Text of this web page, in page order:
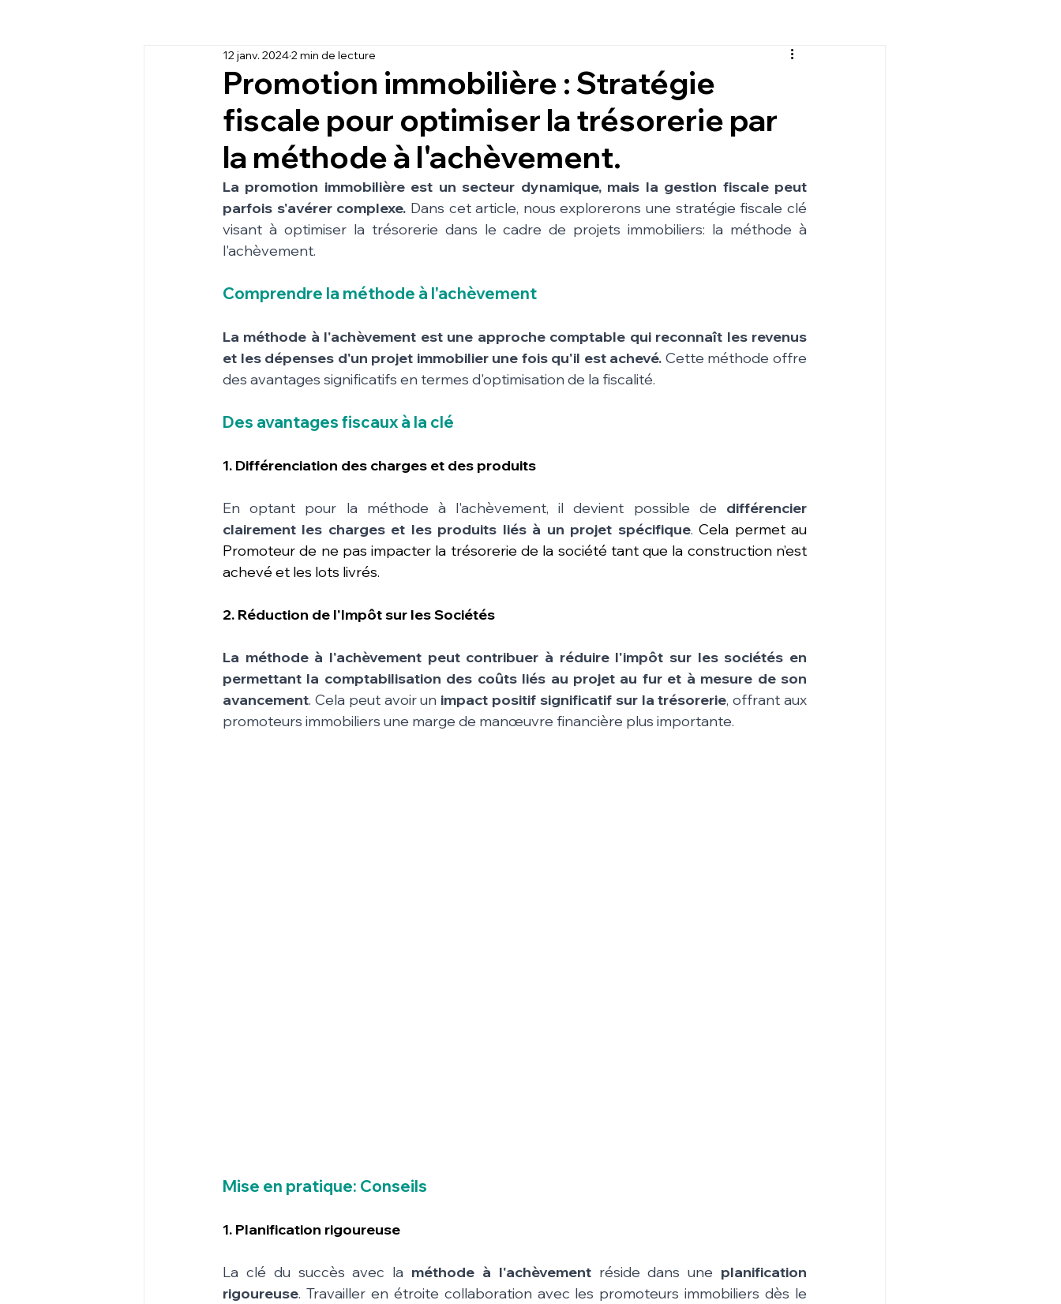
Promotion immobilière : Stratégie
fiscale pour optimiser la trésorerie par
la méthode à l'achèvement.
12 janv. 20242 min de lecture
La promotion immobilière est un secteur dynamique, mais la gestion fiscale peut
parfois s'avérer complexe. Dans cet article, nous explorerons une stratégie fiscale clé
visant à optimiser la trésorerie dans le cadre de projets immobiliers: la méthode à
l'achèvement.
Comprendre la méthode à l'achèvement
La méthode à l'achèvement est une approche comptable qui reconnaît les revenus
et les dépenses d'un projet immobilier une fois qu'il est achevé. Cette méthode offre
des avantages significatifs en termes d'optimisation de la fiscalité.
Des avantages fiscaux à la clé
1. Différenciation des charges et des produits
En optant pour la méthode à l'achèvement, il devient possible de différencier
clairement les charges et les produits liés à un projet spécifique. Cela permet au
Promoteur de ne pas impacter la trésorerie de la société tant que la construction n’est
achevé et les lots livrés.
2. Réduction de l'Impôt sur les Sociétés
La méthode à l'achèvement peut contribuer à réduire l'impôt sur les sociétés en
permettant la comptabilisation des coûts liés au projet au fur et à mesure de son
avancement. Cela peut avoir un impact positif significatif sur la trésorerie, offrant aux
promoteurs immobiliers une marge de manœuvre financière plus importante.
Mise en pratique: Conseils
1. Planification rigoureuse
La clé du succès avec la méthode à l'achèvement réside dans une planification
rigoureuse. Travailler en étroite collaboration avec les promoteurs immobiliers dès le